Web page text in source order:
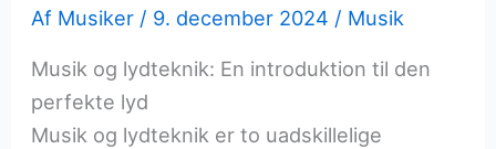
Af Musiker / 9. december 2024 / Musik
Musik og lydteknik: En introduktion til den
perfekte lyd
Musik og lydteknik er to uadskillelige